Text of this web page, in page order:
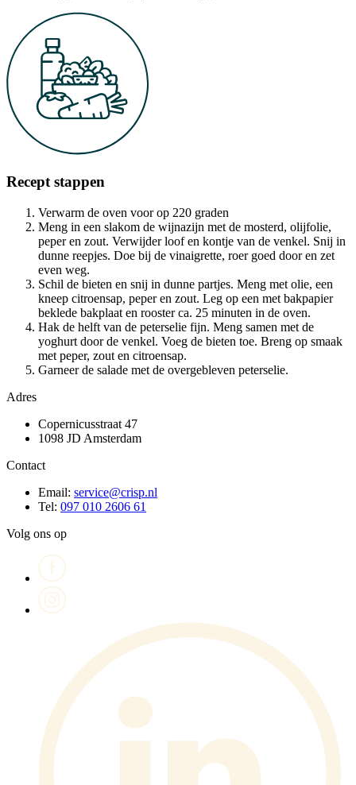
Recept stappen
Verwarm de oven voor op 220 graden
Meng in een slakom de wijnazijn met de mosterd, olijfolie,
peper en zout. Verwijder loof en kontje van de venkel. Snij in
dunne reepjes. Doe bij de vinaigrette, roer goed door en zet
even weg.
Schil de bieten en snij in dunne partjes. Meng met olie, een
kneep citroensap, peper en zout. Leg op een met bakpapier
beklede bakplaat en rooster ca. 25 minuten in de oven.
Hak de helft van de peterselie fijn. Meng samen met de
yoghurt door de venkel. Voeg de bieten toe. Breng op smaak
met peper, zout en citroensap.
Garneer de salade met de overgebleven peterselie.
Adres
Copernicusstraat 47
1098 JD Amsterdam
Contact
Email: service@crisp.nl
Tel: 097 010 2606 61
Volg ons op